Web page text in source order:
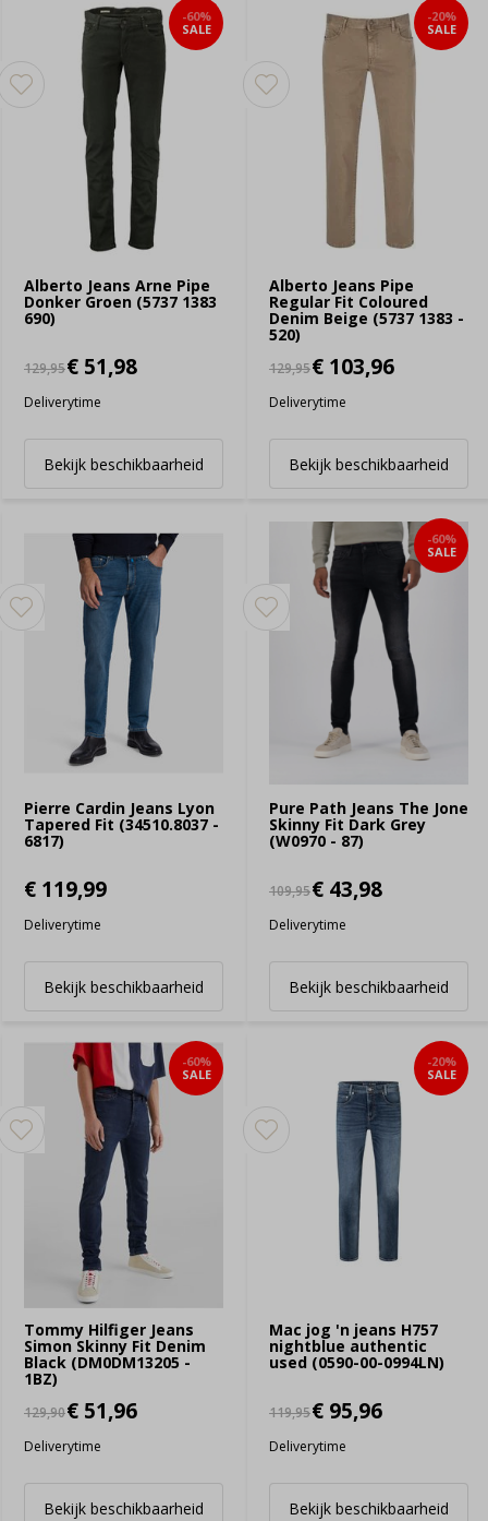
Alberto Jeans Arne Pipe
Donker Groen (5737 1383
690)
-60%
SALE
129,95€ 51,98
Deliverytime
Bekijk beschikbaarheid
Alberto Jeans Pipe
Regular Fit Coloured
Denim Beige (5737 1383 -
520)
-20%
SALE
129,95€ 103,96
Deliverytime
Bekijk beschikbaarheid
Pierre Cardin Jeans Lyon
Tapered Fit (34510.8037 -
6817)
€ 119,99
Deliverytime
Bekijk beschikbaarheid
Pure Path Jeans The Jone
Skinny Fit Dark Grey
(W0970 - 87)
-60%
SALE
109,95€ 43,98
Deliverytime
Bekijk beschikbaarheid
Tommy Hilfiger Jeans
Simon Skinny Fit Denim
Black (DM0DM13205 -
1BZ)
-60%
SALE
129,90€ 51,96
Deliverytime
Bekijk beschikbaarheid
Mac jog 'n jeans H757
nightblue authentic
used (0590-00-0994LN)
-20%
SALE
119,95€ 95,96
Deliverytime
Bekijk beschikbaarheid